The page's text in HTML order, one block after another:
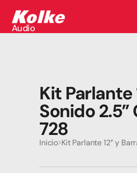
Audio
Seguridad
Perifericos
Televisores
Tabletas
Kit Parlante
Sonido
728
Inicio Kit Parlante 12’’ y